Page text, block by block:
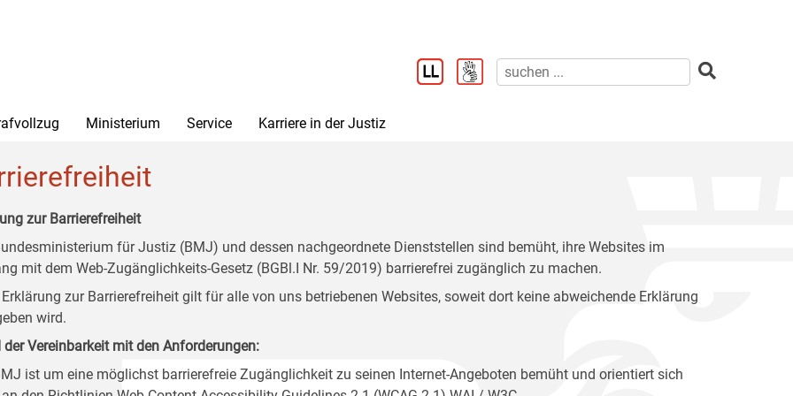
Ministerium Service Karriere in der Justiz
zur Barrierefreiheit
für Justiz (BMJ) und dessen nachgeordnete Dienststellen sind bemüht, ihre Websites im
mit dem Web-Zugänglichkeits-Gesetz (BGBl.I Nr. 59/2019) barrierefrei zugänglich zu machen.
Erklärung zur Barrierefreiheit gilt für alle von uns betriebenen Websites, soweit dort keine abweichende Erklärung
wird.
der Vereinbarkeit mit den Anforderungen:
ist um eine möglichst barrierefreie Zugänglichkeit zu seinen Internet-Angeboten bemüht und orientiert sich